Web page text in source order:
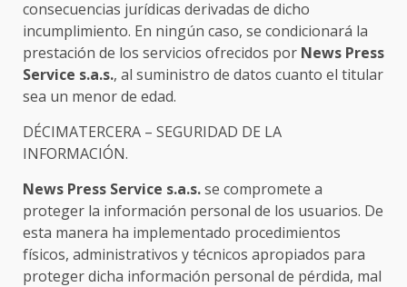
consecuencias jurídicas derivadas de dicho
incumplimiento. En ningún caso, se condicionará la
prestación de los servicios ofrecidos por News Press
Service s.a.s., al suministro de datos cuanto el titular
sea un menor de edad.
DÉCIMATERCERA – SEGURIDAD DE LA
INFORMACIÓN.
News Press Service s.a.s.se compromete a
proteger la información personal de los usuarios. De
esta manera ha implementado procedimientos
físicos, administrativos y técnicos apropiados para
proteger dicha información personal de pérdida, mal